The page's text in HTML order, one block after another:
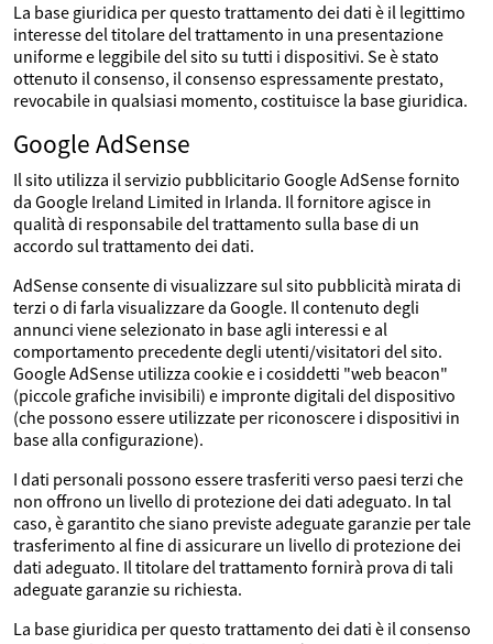
La base giuridica per questo trattamento dei dati è il legittimo
interesse del titolare del trattamento in una presentazione
uniforme e leggibile del sito su tutti i dispositivi. Se è stato
ottenuto il consenso, il consenso espressamente prestato,
revocabile in qualsiasi momento, costituisce la base giuridica.
Google AdSense
Il sito utilizza il servizio pubblicitario Google AdSense fornito
da Google Ireland Limited in Irlanda. Il fornitore agisce in
qualità di responsabile del trattamento sulla base di un
accordo sul trattamento dei dati.
AdSense consente di visualizzare sul sito pubblicità mirata di
terzi o di farla visualizzare da Google. Il contenuto degli
annunci viene selezionato in base agli interessi e al
comportamento precedente degli utenti/visitatori del sito.
Google AdSense utilizza cookie e i cosiddetti "web beacon"
(piccole grafiche invisibili) e impronte digitali del dispositivo
(che possono essere utilizzate per riconoscere i dispositivi in
base alla configurazione).
I dati personali possono essere trasferiti verso paesi terzi che
non offrono un livello di protezione dei dati adeguato. In tal
caso, è garantito che siano previste adeguate garanzie per tale
trasferimento al fine di assicurare un livello di protezione dei
dati adeguato. Il titolare del trattamento fornirà prova di tali
adeguate garanzie su richiesta.
La base giuridica per questo trattamento dei dati è il consenso